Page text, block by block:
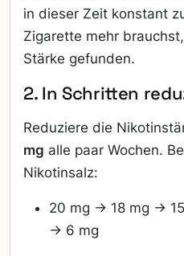
in dieser Zeit konstant
Zigarette mehr
Stärke gefunden.
2. In Schritten
Reduziere die
mg alle paar Wochen.
Nikotinsalz:
20 mg → 18 mg →
→ 6 mg